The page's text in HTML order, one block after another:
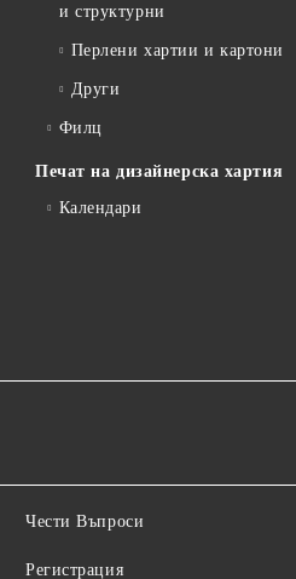
и структурни
Перлени хартии и картони
Други
Филц
Печат на дизайнерска хартия
Календари
Чести Въпроси
Регистрация